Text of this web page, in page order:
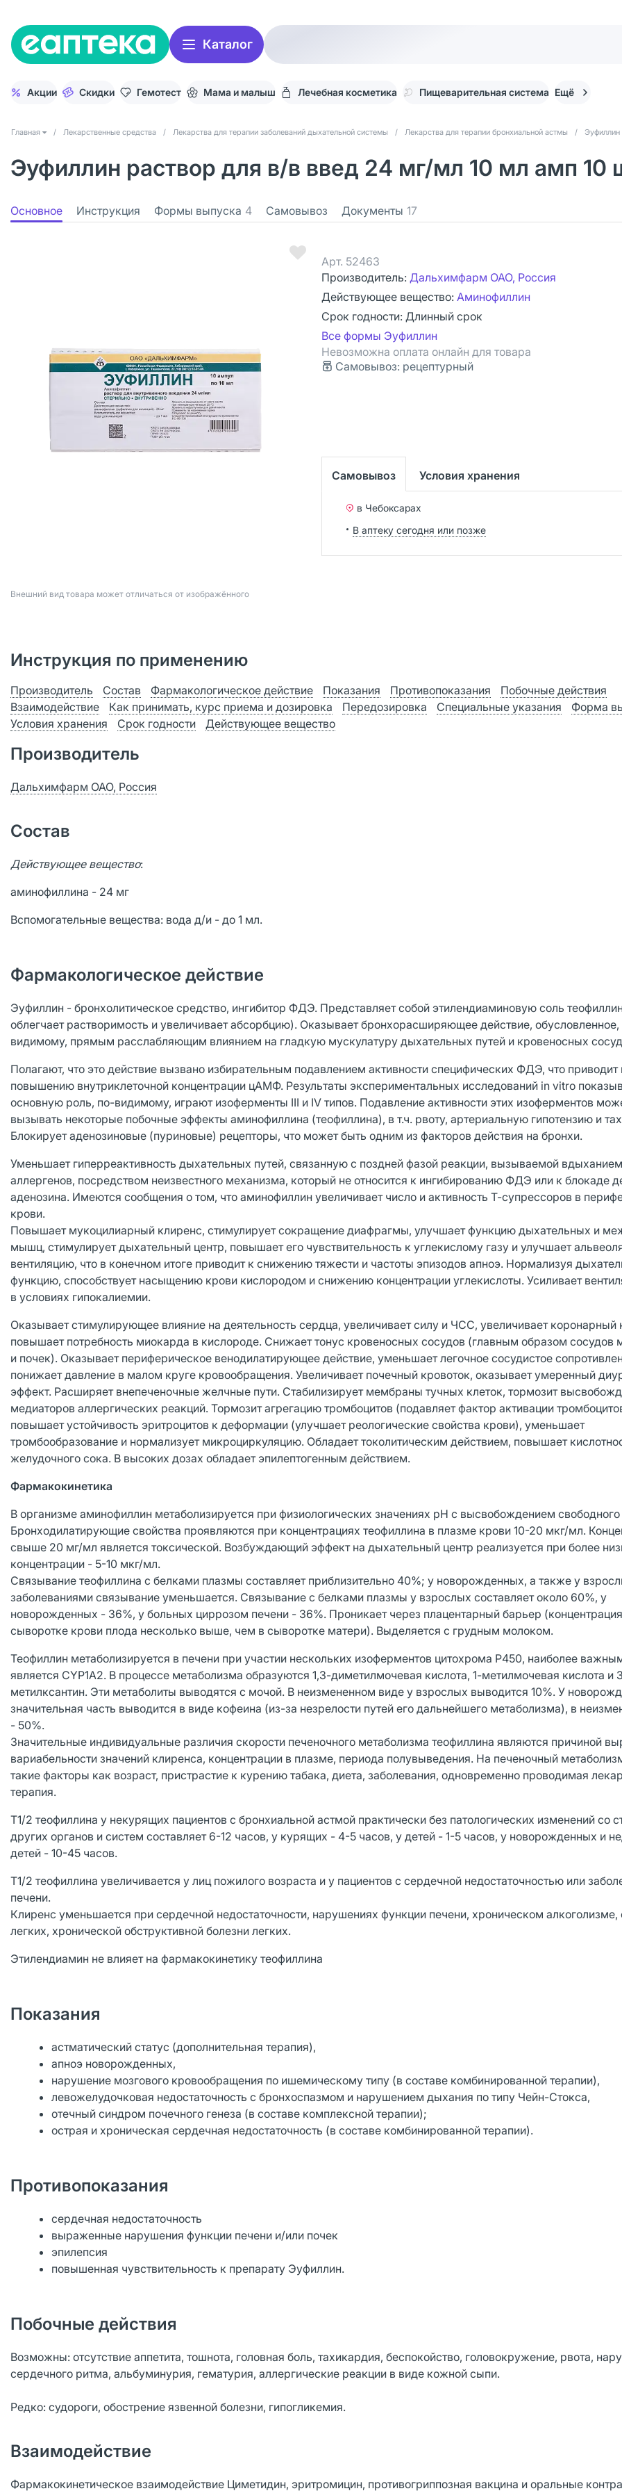
Каталог
Акции Скидки Гемотест Мама и малыш Лечебная косметика Пищеварительная система Ещё
Главная / Лекарственные средства / Лекарства для терапии заболеваний дыхательной системы / Лекарства для терапии бронхиальной астмы / Эуфиллин
Эуфиллин раствор для в/в введ 24 мг/мл 10 мл амп 10
Основное Инструкция Формы выпуска 4 Самовывоз Документы 17
Bнешний вид товара может отличаться от изображённого
Арт. 52463
Производитель: Дальхимфарм ОАО, Россия
Действующее вещество: Аминофиллин
Срок годности: Длинный срок
Все формы Эуфиллин
Невозможна оплата онлайн для товара
Самовывоз: рецептурный
Самовывоз Условия хранения
в Чебоксарах
В аптеку сегодня или позже
Инструкция по применению
Производитель Состав Фармакологическое действие Показания Противопоказания
Побочные действия
Взаимодействие
Как принимать, курс приема и дозировка Передозировка Специальные указания
Форма
Условия хранения
Срок годности Действующее вещество
Производитель
Дальхимфарм ОАО, Россия
Состав
Действующее вещество:
аминофиллина - 24 мг
Вспомогательные вещества: вода д/и - до 1 мл.
Фармакологическое действие
Эуфиллин - бронхолитическое средство, ингибитор ФДЭ. Представляет собой этилендиаминовую соль
облегчает растворимость и увеличивает абсорбцию). Оказывает бронхорасширяющее действие,
видимому, прямым расслабляющим влиянием на гладкую мускулатуру дыхательных путей и кровеносных
Полагают, что это действие вызвано избирательным подавлением активности специфических ФДЭ, что приводит
повышению внутриклеточной концентрации цАМФ. Результаты экспериментальных исследований in vitro
основную роль, по-видимому, играют изоферменты III и IV типов. Подавление активности этих изоферментов
вызывать некоторые побочные эффекты аминофиллина (теофиллина), в т.ч. рвоту, артериальную гипотензию и
Блокирует аденозиновые (пуриновые) рецепторы, что может быть одним из факторов действия на бронхи.
Уменьшает гиперреактивность дыхательных путей, связанную с поздней фазой реакции, вызываемой вдыханием
аллергенов, посредством неизвестного механизма, который не относится к ингибированию ФДЭ или к блокаде
аденозина. Имеются сообщения о том, что аминофиллин увеличивает число и активность Т-супрессоров в
крови.
Повышает мукоцилиарный клиренс, стимулирует сокращение диафрагмы, улучшает функцию дыхательных и
мышц, стимулирует дыхательный центр, повышает его чувствительность к углекислому газу и улучшает
вентиляцию, что в конечном итоге приводит к снижению тяжести и частоты эпизодов апноэ. Нормализуя
функцию, способствует насыщению крови кислородом и снижению концентрации углекислоты. Усиливает
в условиях гипокалиемии.
Оказывает стимулирующее влияние на деятельность сердца, увеличивает силу и ЧСС, увеличивает коронарный
повышает потребность миокарда в кислороде. Снижает тонус кровеносных сосудов (главным образом сосудов
и почек). Оказывает периферическое венодилатирующее действие, уменьшает легочное сосудистое
понижает давление в малом круге кровообращения. Увеличивает почечный кровоток, оказывает умеренный
эффект. Расширяет внепеченочные желчные пути. Стабилизирует мембраны тучных клеток, тормозит
медиаторов аллергических реакций. Тормозит агрегацию тромбоцитов (подавляет фактор активации
повышает устойчивость эритроцитов к деформации (улучшает реологические свойства крови), уменьшает
тромбообразование и нормализует микроциркуляцию. Обладает токолитическим действием, повышает
желудочного сока. В высоких дозах обладает эпилептогенным действием.
Фармакокинетика
В организме аминофиллин метаболизируется при физиологических значениях pH с высвобождением свободного
Бронходилатирующие свойства проявляются при концентрациях теофиллина в плазме крови 10-20 мкг/мл.
свыше 20 мг/мл является токсической. Возбуждающий эффект на дыхательный центр реализуется при более
концентрации - 5-10 мкг/мл.
Связывание теофиллина с белками плазмы составляет приблизительно 40%; у новорожденных, а также у
заболеваниями связывание уменьшается. Связывание с белками плазмы у взрослых составляет около 60%, у
новорожденных - 36%, у больных циррозом печени - 36%. Проникает через плацентарный барьер
сыворотке крови плода несколько выше, чем в сыворотке матери). Выделяется с грудным молоком.
Теофиллин метаболизируется в печени при участии нескольких изоферментов цитохрома P450, наиболее
является CYP1A2. В процессе метаболизма образуются 1,3-диметилмочевая кислота, 1-метилмочевая кислота и
метилксантин. Эти метаболиты выводятся с мочой. В неизмененном виде у взрослых выводится 10%. У
значительная часть выводится в виде кофеина (из-за незрелости путей его дальнейшего метаболизма), в
- 50%.
Значительные индивидуальные различия скорости печеночного метаболизма теофиллина являются причиной
вариабельности значений клиренса, концентрации в плазме, периода полувыведения. На печеночный
такие факторы как возраст, пристрастие к курению табака, диета, заболевания, одновременно проводимая
терапия.
T1/2 теофиллина у некурящих пациентов с бронхиальной астмой практически без патологических изменений со
других органов и систем составляет 6-12 часов, у курящих - 4-5 часов, у детей - 1-5 часов, у новорожденных и
детей - 10-45 часов.
T1/2 теофиллина увеличивается у лиц пожилого возраста и у пациентов с сердечной недостаточностью или
печени.
Клиренс уменьшается при сердечной недостаточности, нарушениях функции печени, хроническом алкоголизме,
легких, хронической обструктивной болезни легких.
Этилендиамин не влияет на фармакокинетику теофиллина
Показания
астматический статус (дополнительная терапия),
апноэ новорожденных,
нарушение мозгового кровообращения по ишемическому типу (в составе комбинированной терапии),
левожелудочковая недостаточность с бронхоспазмом и нарушением дыхания по типу Чейн-Стокса,
отечный синдром почечного генеза (в составе комплексной терапии);
острая и хроническая сердечная недостаточность (в составе комбинированной терапии).
Противопоказания
сердечная недостаточность
выраженные нарушения функции печени и/или почек
эпилепсия
повышенная чувствительность к препарату Эуфиллин.
Побочные действия
Возможны: отсутствие аппетита, тошнота, головная боль, тахикардия, беспокойство, головокружение, рвота,
сердечного ритма, альбуминурия, гематурия, аллергические реакции в виде кожной сыпи.
Редко: судороги, обострение язвенной болезни, гипогликемия.
Взаимодействие
Фармакокинетическое взаимодействие Циметидин, эритромицин, противогриппозная вакцина и оральные